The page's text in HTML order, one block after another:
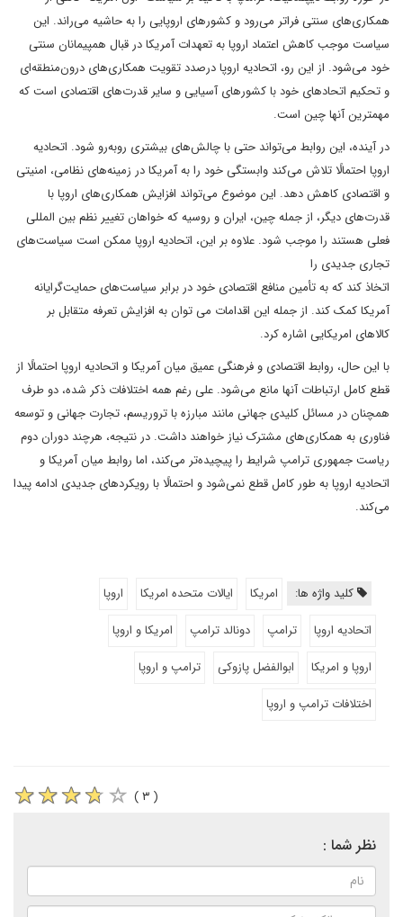
همکاری‌های سنتی فراتر می‌رود و کشورهای اروپایی را به حاشیه می‌راند. این
سیاست موجب کاهش اعتماد اروپا به تعهدات آمریکا در قبال همپیمانان سنتی
خود می‌شود. از این رو، اتحادیه اروپا درصدد تقویت همکاری‌های درون‌منطقه‌ای
و تحکیم اتحادهای خود با کشورهای آسیایی و سایر قدرت‌های اقتصادی است که
مهمترین آنها چین است.
در آینده، این روابط می‌تواند حتی با چالش‌های بیشتری روبه‌رو شود. اتحادیه
اروپا احتمالًا تلاش می‌کند وابستگی خود را به آمریکا در زمینه‌های نظامی، امنیتی
و اقتصادی کاهش دهد. این موضوع می‌تواند افزایش همکاری‌های اروپا با
قدرت‌های دیگر، از جمله چین، ایران و روسیه که خواهان تغییر نظم بین المللی
فعلی هستند را موجب شود. علاوه بر این، اتحادیه اروپا ممکن است سیاست‌های
تجاری جدیدی را
اتخاذ کند که به تأمین منافع اقتصادی خود در برابر سیاست‌های حمایت‌گرایانه
آمریکا کمک کند. از جمله این اقدامات می توان به افزایش تعرفه متقابل بر
کالاهای امریکایی اشاره کرد.
با این حال، روابط اقتصادی و فرهنگی عمیق میان آمریکا و اتحادیه اروپا احتمالًا از
قطع کامل ارتباطات آنها مانع می‌شود. علی رغم همه اختلافات ذکر شده، دو طرف
همچنان در مسائل کلیدی جهانی مانند مبارزه با تروریسم، تجارت جهانی و توسعه
فناوری به همکاری‌های مشترک نیاز خواهند داشت. در نتیجه، هرچند دوران دوم
ریاست جمهوری ترامپ شرایط را پیچیده‌تر می‌کند، اما روابط میان آمریکا و
اتحادیه اروپا به طور کامل قطع نمی‌شود و احتمالًا با رویکردهای جدیدی ادامه پیدا
می‌کند.
کلید واژه ها: امریکا ایالات متحده امریکا
اروپا
اتحادیه اروپا
ترامپ دونالد ترامپ
امریکا و اروپا
اروپا و امریکا
ابوالفضل پازوکی
ترامپ و اروپا
اختلافات ترامپ و اروپا
( ۳ )
نظر شما :